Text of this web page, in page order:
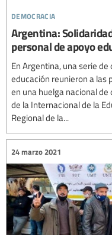
democracia
Argentina:
personal de apoyo
En Argentina, una serie
educación reunieron a las
en una huelga nacional
de la Internacional de la
Regional de la...
24 marzo 2021